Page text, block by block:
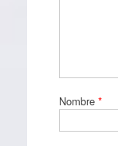
Nombre *